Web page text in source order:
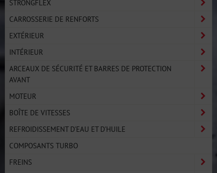
STRONGFLEX
CARROSSERIE DE RENFORTS
EXTÉRIEUR
INTÉRIEUR
ARCEAUX DE SÉCURITÉ ET BARRES DE PROTECTION
AVANT
MOTEUR
BOÎTE DE VITESSES
REFROIDISSEMENT D'EAU ET D'HUILE
COMPOSANTS TURBO
FREINS